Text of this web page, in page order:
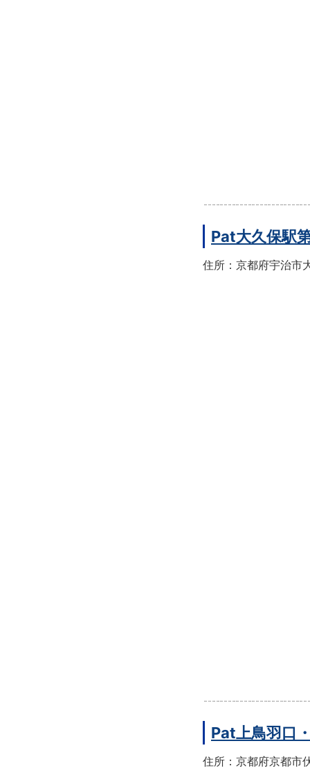
Pat大久保駅
住所：京都府宇治市
Pat上鳥羽口
住所：京都府京都市